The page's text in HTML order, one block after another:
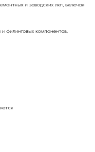
и заводских лкп, включая
филинговых компонентов.